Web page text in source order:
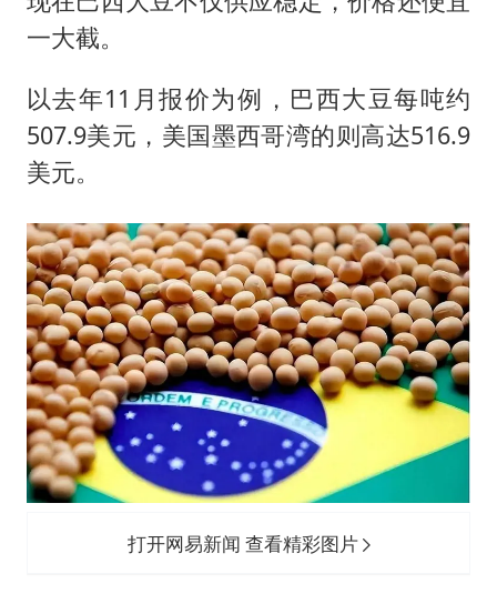
一大截。
以去年11月报价为例，巴西大豆每吨约
507.9美元，美国墨西哥湾的则高达516.9
美元。
打开网易新闻 查看精彩图片